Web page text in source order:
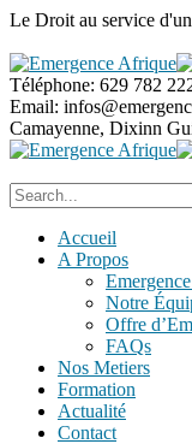
Le Droit au service
Téléphone: 629 782
Email:
Camayenne, Dixinn
Accueil
A Propos
Notre
Offre
FAQs
Nos Metiers
Formation
Actualité
Contact